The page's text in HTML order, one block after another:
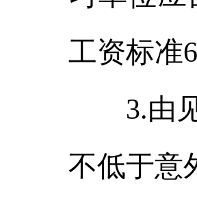
工资标准
3.由见
不低于意